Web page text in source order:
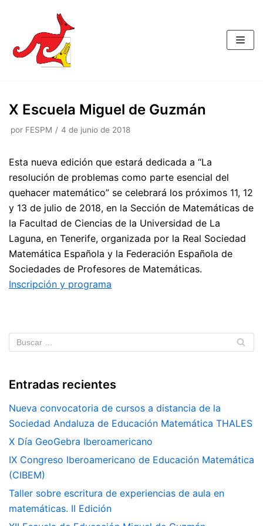
Saltar
al
contenido
X Escuela Miguel de Guzmán
por FESPM 4 de junio de 2018
Esta nueva edición que estará dedicada a “La
resolución de problemas como parte esencial del
quehacer matemático” se celebrará los próximos 11, 12
y 13 de julio de 2018, en la Sección de Matemáticas de
la Facultad de Ciencias de la Universidad de La
Laguna, en Tenerife, organizada por la Real Sociedad
Matemática Española y la Federación Española de
Sociedades de Profesores de Matemáticas.
Inscripción y programa
Entradas recientes
Nueva convocatoria de cursos a distancia de la
Sociedad Andaluza de Educación Matemática THALES
X Día GeoGebra Iberoamericano
IX Congreso Iberoamericano de Educación Matemática
(CIBEM)
Taller sobre escritura de experiencias de aula en
matemáticas. II Edición